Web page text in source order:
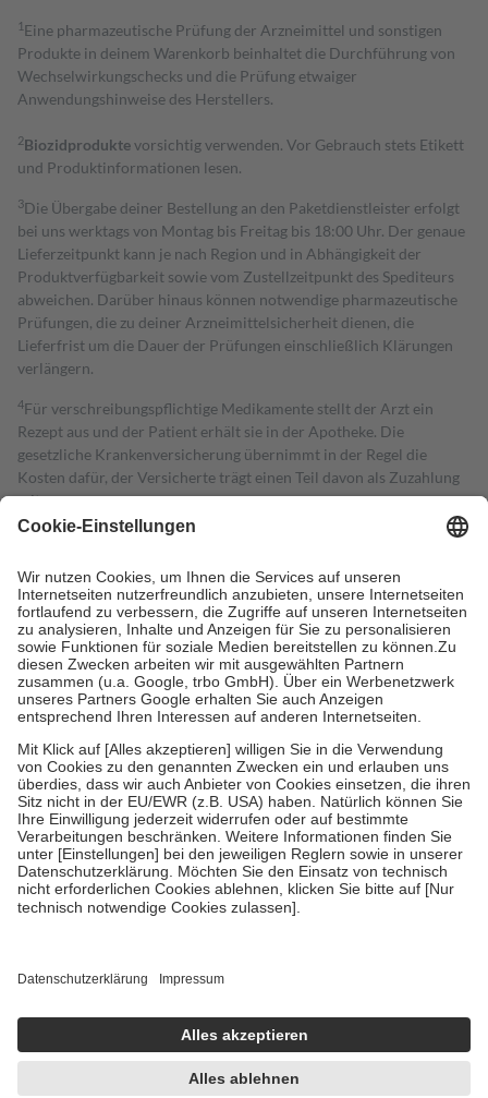
1 Eine pharmazeutische Prüfung der Arzneimittel und sonstigen
Produkte in deinem Warenkorb beinhaltet die Durchführung von
Wechselwirkungschecks und die Prüfung etwaiger
Anwendungshinweise des Herstellers.
2Biozidproduktevorsichtig verwenden. Vor Gebrauch stets Etikett
und Produktinformationen lesen.
3Die Übergabe deiner Bestellung an den Paketdienstleister erfolgt
bei uns werktags von Montag bis Freitag bis 18:00 Uhr. Der genaue
Lieferzeitpunkt kann je nach Region und in Abhängigkeit der
Produktverfügbarkeit sowie vom Zustellzeitpunkt des Spediteurs
abweichen. Darüber hinaus können notwendige pharmazeutische
Prüfungen, die zu deiner Arzneimittelsicherheit dienen, die
Lieferfrist um die Dauer der Prüfungen einschließlich Klärungen
verlängern.
4Für verschreibungspflichtige Medikamente stellt der Arzt ein
Rezept aus und der Patient erhält sie in der Apotheke. Die
gesetzliche Krankenversicherung übernimmt in der Regel die
Kosten dafür, der Versicherte trägt einen Teil davon als Zuzahlung
mit.
Grundsätzlich leisten Mitglieder Zuzahlungen in Höhe von zehn
höchstens zehn Euro.
Es sind jedoch nie mehr als die tatsächlichen
Kosten der Leistung zu entrichten.
Diese Regeln gelten grundsätzlich auch für Online-Apotheken.
Bei Heilmitteln und häuslicher Krankenpflege beträgt die
Zuzahlung zehn Prozent der Kosten sowie zehn Euro je
Verordnung.
Um das Engagement der Versicherten für ihre eigene Gesundheit zu
stärken und die besondere Stellung der Familie zu unterstützen,
fallenkeine Zuzahlungenan bei:
• Kindern und Jugendlichen bis zum vollendeten 18. Lebensjahr
mit Ausnahme der Fahrkosten
• Untersuchungen zur Vorsorge und Früherkennung, die von der
GKV getragen werden
• empfohlenen Schutzimpfungen
• Harn- und Blutteststreifen
getroffen, um sicherzustellen, dass es sich um echte Bewertungen
https://help.etrusted.com/hc/de/articles/4419944605341
Einige Bilder und Inhalte wurden unter Zuhilfenahme künstlicher